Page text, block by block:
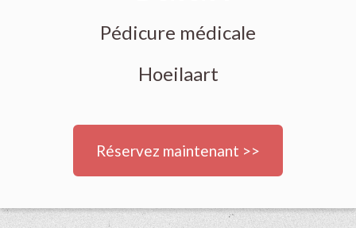
Pédicure médicale
Hoeilaart
Réservez maintenant >>